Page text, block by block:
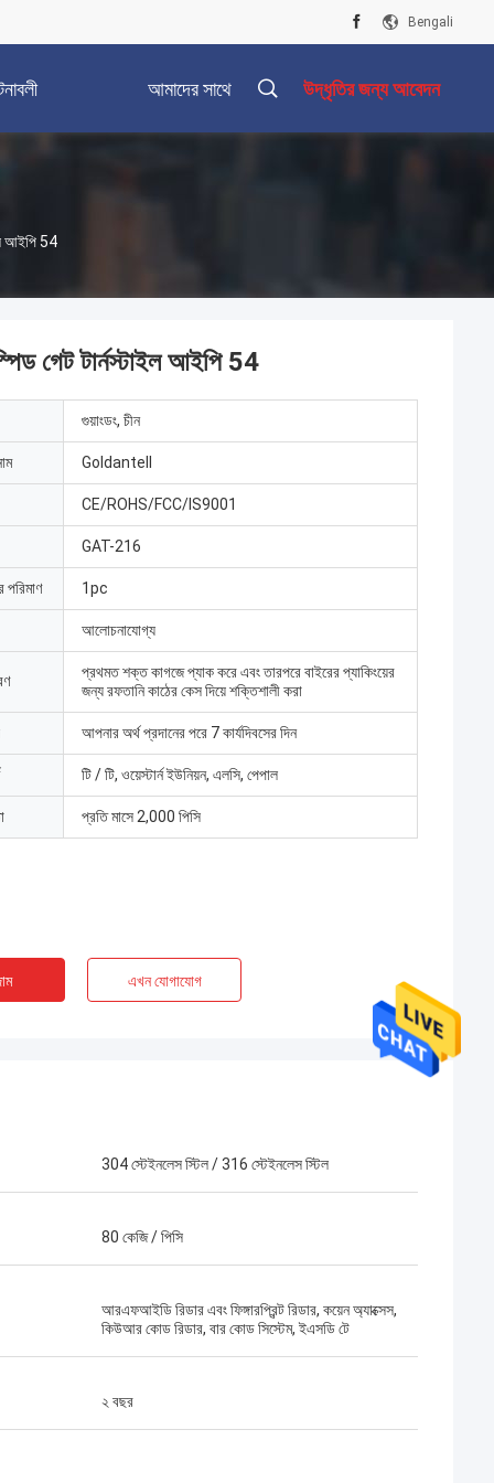
Bengali
আমাদের সাথে উদ্ধৃতির জন্য আবেদন
আইপি 54
গেট টার্নস্টাইল আইপি 54
গুয়াংডং, চীন
Goldantell
CE/ROHS/FCC/IS9001
GAT-216
পরিমাণ 1pc
আলোচনাযোগ্য
প্রথমত শক্ত কাগজে প্যাক করে এবং তারপরে বাইরের প্যাকিংয়ের
জন্য রফতানি কাঠের কেস দিয়ে শক্তিশালী করা
আপনার অর্থ প্রদানের পরে 7 কার্যদিবসের দিন
টি / টি, ওয়েস্টার্ন ইউনিয়ন, এলসি, পেপাল
প্রতি মাসে 2,000 পিসি
এখন যোগাযোগ
304 স্টেইনলেস স্টিল / 316 স্টেইনলেস স্টিল
80 কেজি / পিসি
আরএফআইডি রিডার এবং ফিঙ্গারপ্রিন্ট রিডার, কয়েন অ্যাক্সেস,
কিউআর কোড রিডার, বার কোড সিস্টেম, ইএসডি টে
২ বছর